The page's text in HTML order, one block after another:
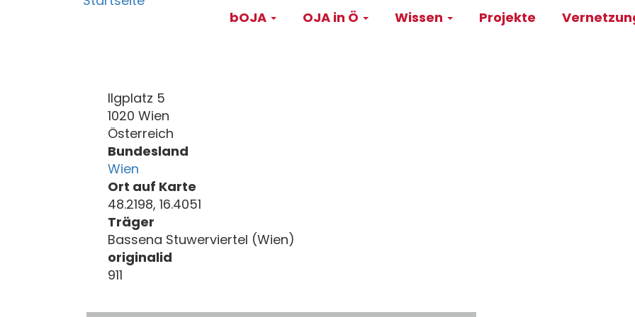
Main
bOJA OJA in Ö Wissen Projekte
Ilgplatz 5
1020 Wien
Österreich
Bundesland
Wien
Ort auf Karte
48.2198, 16.4051
Träger
Bassena Stuwerviertel (Wien)
originalid
911